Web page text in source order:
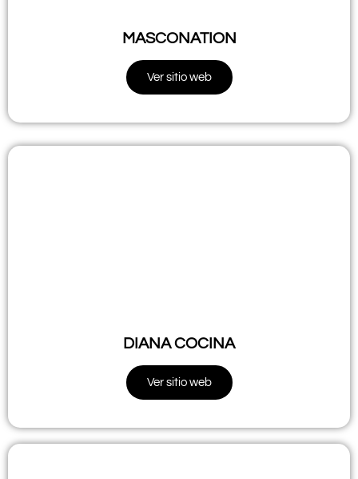
MASCONATION
Ver sitio web
DIANA COCINA
Ver sitio web